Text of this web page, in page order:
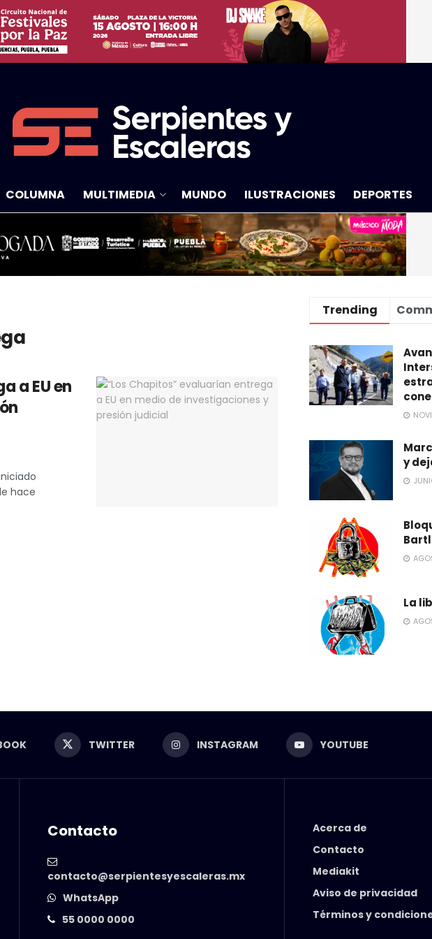
COLUMNA MULTIMEDIA MUNDO ILUSTRACIONES DEPORTES
a EU en
hace
Trending
y
La
TWITTER INSTAGRAM YOUTUBE
Contacto
contacto@serpientesyescaleras.mx
WhatsApp
55 0000 0000
Acerca de
Contacto
Mediakit
Aviso de privacidad
Términos y